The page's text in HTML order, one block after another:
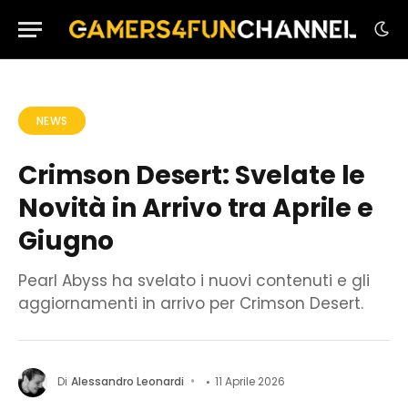
NEWS
Crimson Desert: Svelate le
Novità in Arrivo tra Aprile e
Giugno
Pearl Abyss ha svelato i nuovi contenuti e gli
aggiornamenti in arrivo per Crimson Desert.
Di Alessandro Leonardi 11 Aprile 2026